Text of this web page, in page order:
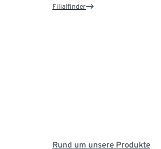
Filialfinder
Rund um unsere Produkte